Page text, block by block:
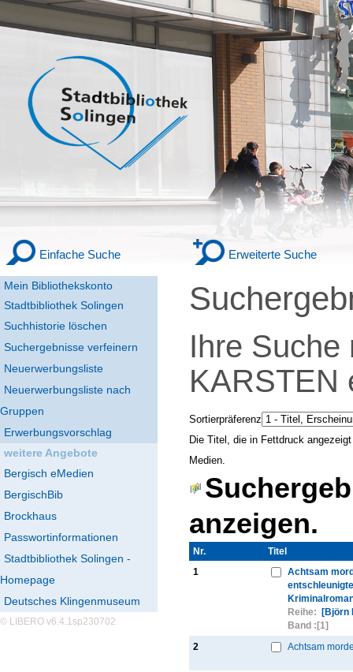
Mein Bibliothekskonto
Stadtbibliothek Solingen
Einfache Suche Erweiterte Suche
Suchhistorie löschen
Suchergebnisse verfeinern
Neuerwerbungsliste
Neuerwerbungsliste nach
Gruppen
Erwerbungsvorschlag
weitere Angebote
Bergisch eMedien
BergischBib
Brockhaus
Passwortinformationen
Stadtbibliothek Solingen -
Homepage
Deutsches Klingenmuseum
© LIBERO v6.4.1sp230702
Ihre
KARSTEN
Sortierpräferenz
Die Titel, die in Fettdruck
Medien.
anzeigen.
Nr.
Titel
1
Achtsam
Reihe:
[Björn
Band : [1]
2 Achtsam